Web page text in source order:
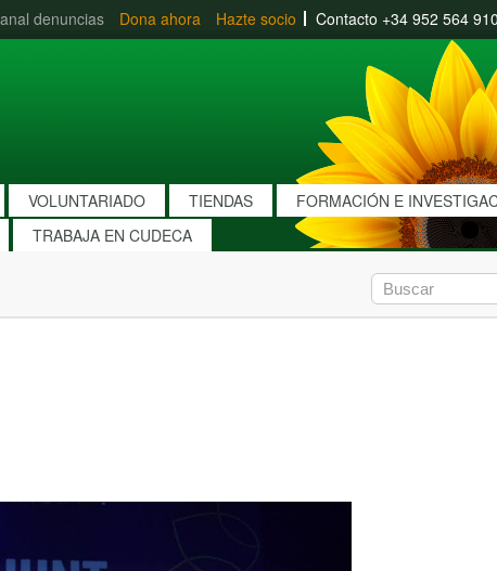
denuncias Dona ahora Hazte socio Contacto +34 952 564 910
VOLUNTARIADO TIENDAS
FORMACIÓN E
TRABAJA EN CUDECA